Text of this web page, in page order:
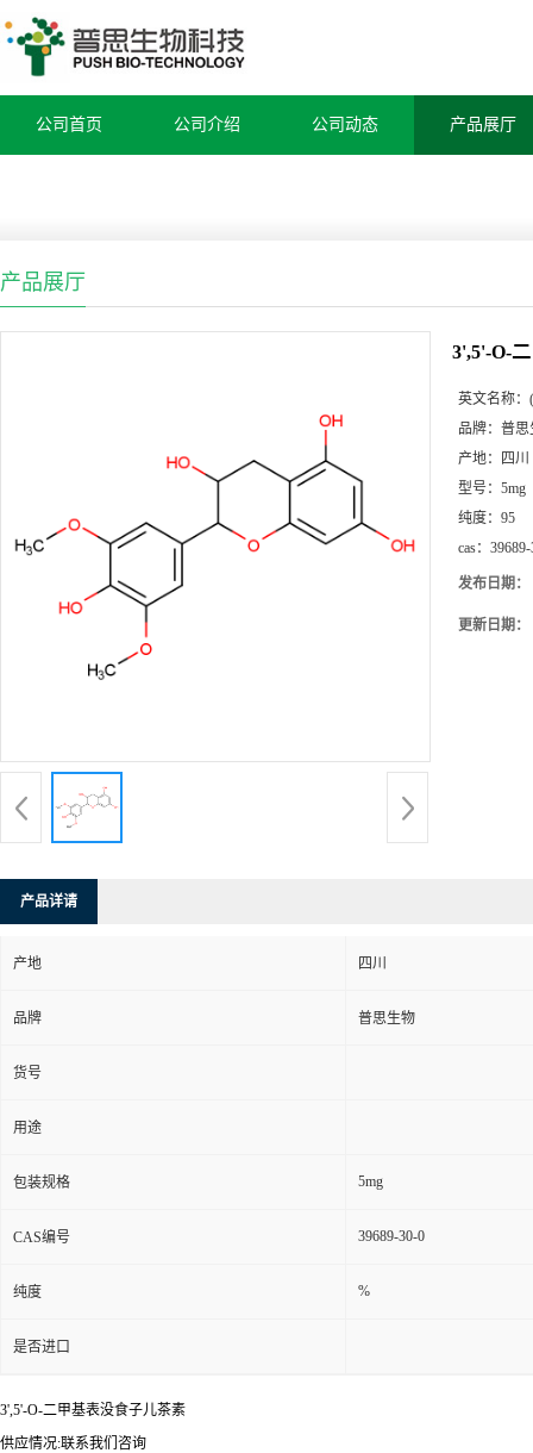
公司首页 公司介绍 公司动态 产品展厅
产品展厅
3',5'-O-
英文名称：
品牌： 普思
产地：
四川
型号： 5mg
纯度： 95
cas：
发布日期：
更新日期：
产品详请
产地 四川
品牌 普思生物
货号
用途
包装规格 5mg
CAS编号 39689-30-0
纯度 %
是否进口
3',5'-O-二甲基表没食子儿茶素
供应情况:联系我们咨询